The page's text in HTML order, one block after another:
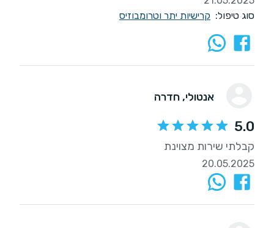
סוג טיפול: קרישיות יתר וטרומבוזיס
אנטולי, חדרה
5.0
קבלתי שירות מצוינת
20.05.2025